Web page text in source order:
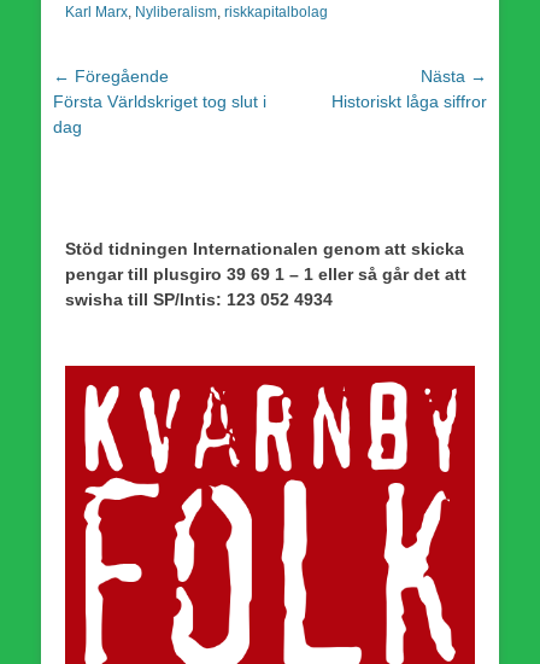
Karl Marx Nyliberalism riskkapitalbolag
Inläggsnavigering
← Föregående
Föregående
inlägg:
Första Världskriget tog slut i
dag
Nästa →
Historiskt låga siffror
Stöd tidningen Internationalen genom att skicka
pengar till plusgiro 39 69 1 – 1 eller så går det att
swisha till SP/Intis: 123 052 4934